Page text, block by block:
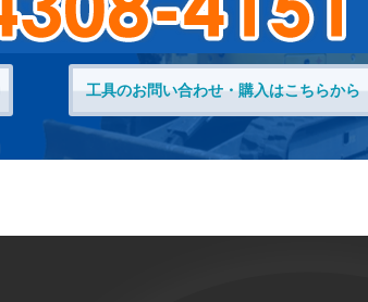
工具のお問い合わせ・購入はこちらから